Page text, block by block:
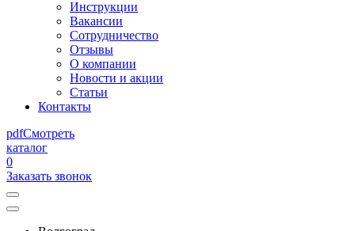
Инструкции
Вакансии
Сотрудничество
Отзывы
О компании
Новости и акции
Статьи
Контакты
pdfСмотреть
каталог
0
Заказать звонок